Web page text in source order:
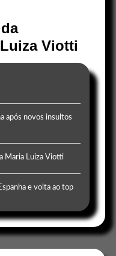
Viotti
após novos insultos
Maria Luiza Viotti
e volta ao top